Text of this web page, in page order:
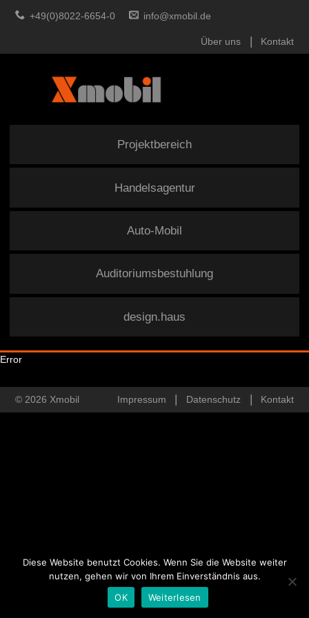
+49(0)8022-6654-0 info@xmobil.de
Über uns Kontakt
Projektbereich
Handelsagentur
Auto-Mobil
Auditoriumsbestuhlung
design.haus
Error
© 2026 Xmobil Impressum Datenschutz Kontakt
Diese Website benutzt Cookies. Wenn Sie die Website weiter
nutzen, gehen wir von Ihrem Einverständnis aus.
OK
Weiterlesen